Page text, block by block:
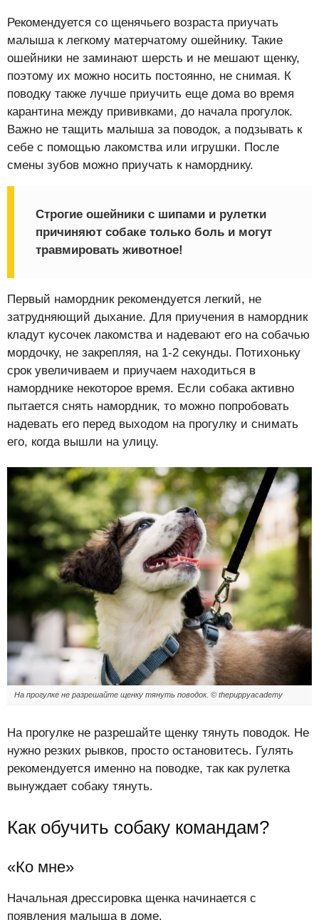
Рекомендуется со щенячьего возраста приучать
малыша к легкому матерчатому ошейнику. Такие
ошейники не заминают шерсть и не мешают щенку,
поэтому их можно носить постоянно, не снимая. К
поводку также лучше приучить еще дома во время
карантина между прививками, до начала прогулок.
Важно не тащить малыша за поводок, а подзывать к
себе с помощью лакомства или игрушки. После
смены зубов можно приучать к наморднику.
Строгие ошейники с шипами и рулетки
причиняют собаке только боль и могут
травмировать животное!
Первый намордник рекомендуется легкий, не
затрудняющий дыхание. Для приучения в намордник
кладут кусочек лакомства и надевают его на собачью
мордочку, не закрепляя, на 1-2 секунды. Потихоньку
срок увеличиваем и приучаем находиться в
наморднике некоторое время. Если собака активно
пытается снять намордник, то можно попробовать
надевать его перед выходом на прогулку и снимать
его, когда вышли на улицу.
На прогулке не разрешайте щенку тянуть поводок. © thepuppyacademy
На прогулке не разрешайте щенку тянуть поводок. Не
нужно резких рывков, просто остановитесь. Гулять
рекомендуется именно на поводке, так как рулетка
вынуждает собаку тянуть.
Как обучить собаку командам?
«Ко мне»
Начальная дрессировка щенка начинается с
появления малыша в доме.